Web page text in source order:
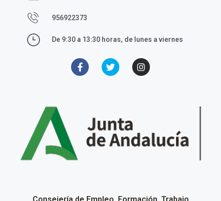
956922373
De 9:30 a 13:30 horas, de lunes a viernes